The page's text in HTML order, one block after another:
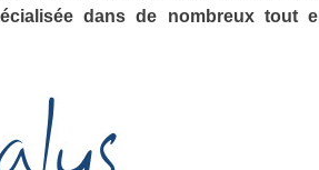
dans de nombreux tout